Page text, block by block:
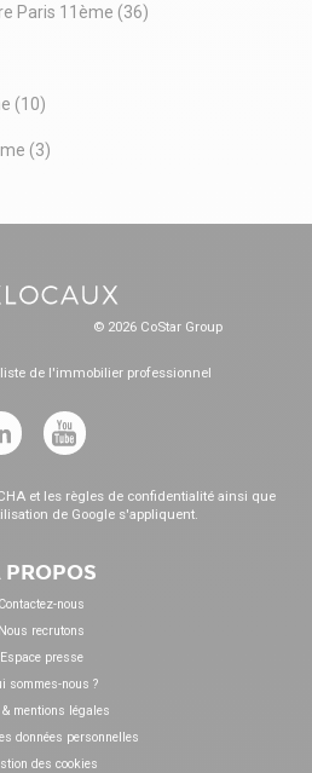
Paris 11ème (36)
(10)
(3)
© 2026 CoStar Group
de l'immobilier professionnel
et les règles de confidentialitéainsi que
de Google s'appliquent.
PROPOS
Contactez-nous
Nous recrutons
Espace presse
sommes-nous ?
& mentions légales
données personnelles
des cookies